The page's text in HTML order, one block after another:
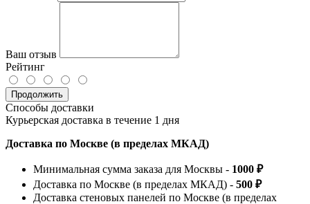
Ваш отзыв
Рейтинг
Продолжить
Способы доставки
Курьерская доставка в течение 1 дня
Доставка по Москве (в пределах МКАД)
Минимальная сумма заказа для Москвы - 1000 ₽
Доставка по Москве (в пределах МКАД) - 500 ₽
Доставка стеновых панелей по Москве (в пределах